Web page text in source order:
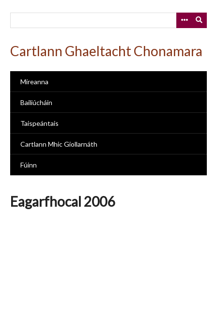
Cartlann Ghaeltacht Chonamara
Míreanna
Bailiúcháin
Taispeántais
Cartlann Mhic Giollarnáth
Fúinn
Eagarfhocal 2006